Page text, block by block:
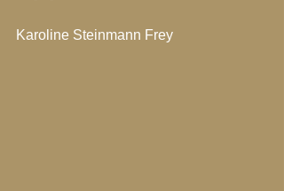
Karoline Steinmann Frey